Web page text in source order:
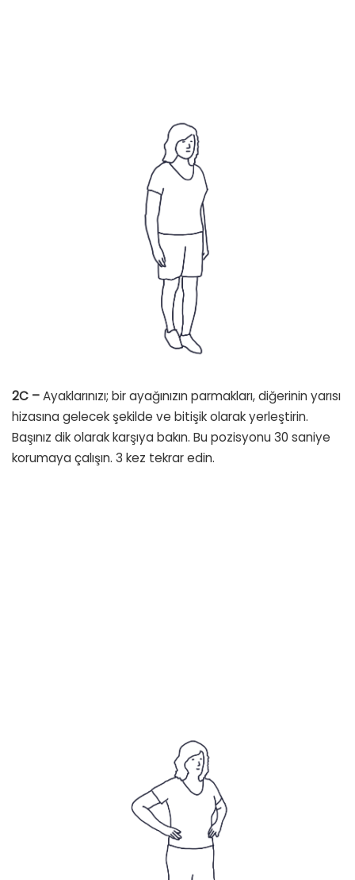
2C –Ayaklarınızı; bir ayağınızın parmakları, diğerinin yarısı
hizasına gelecek şekilde ve bitişik olarak yerleştirin.
Başınız dik olarak karşıya bakın. Bu pozisyonu 30 saniye
korumaya çalışın. 3 kez tekrar edin.